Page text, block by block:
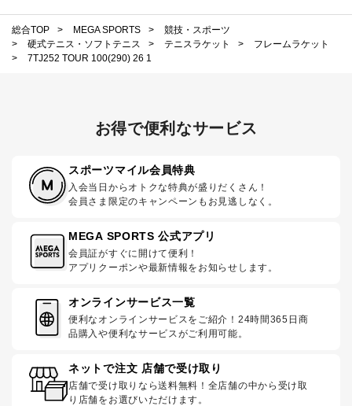
総合TOP > MEGA SPORTS >
競技・スポーツ
>
硬式テニス・ソフトテニス > テニスラケット >
フレームラケット
>
7TJ252 TOUR 100(290) 26 1
お得で便利なサービス
スポーツマイル会員特典
入会当日からオトクな特典が盛りだくさん！
会員さま限定のキャンペーンもお見逃しなく。
MEGA SPORTS 公式アプリ
会員証がすぐに開けて便利！
アプリクーポンや最新情報をお知らせします。
オンラインサービス一覧
便利なオンラインサービスをご紹介！24時間365日商
品購入や便利なサービスがご利用可能。
ネットで注文 店舗で受け取り
店舗で受け取りなら送料無料！全店舗の中から受け取
り店舗をお選びいただけます。